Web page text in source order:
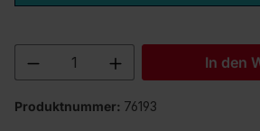
Produkt Anzahl: GibIn den
Produktnummer: 76193